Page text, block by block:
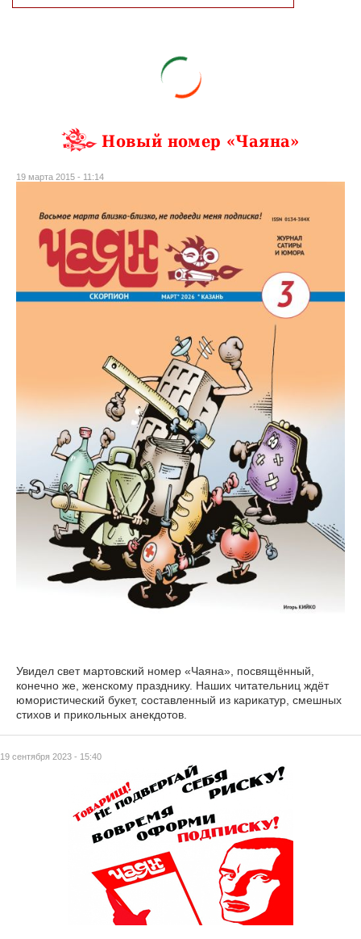
19 сентября 2023 - 15:40
Новый номер «Чаяна»
19 марта 2015 - 11:14
Увидел свет мартовский номер «Чаяна», посвящённый,
конечно же, женскому празднику. Наших читательниц ждёт
юмористический букет, составленный из карикатур, смешных
стихов и прикольных анекдотов.